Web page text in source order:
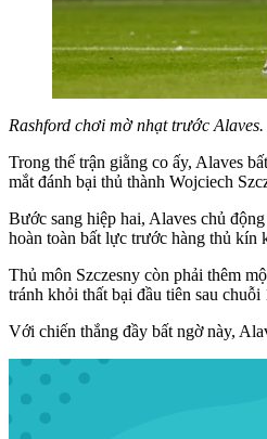
Rashford chơi mờ nhạt trước Alaves.
Trong thế trận giằng co ấy, Alaves
mắt đánh bại thủ thành Wojciech
Bước sang hiệp hai, Alaves chủ
hoàn toàn bất lực trước hàng thủ kín
Thủ môn Szczesny còn phải thêm
tránh khỏi thất bại đầu tiên sau
Với chiến thắng đầy bất ngờ này,